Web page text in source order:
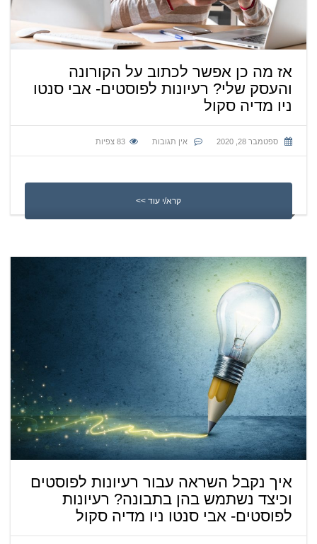
אז מה כן אפשר לכתוב על הקורונה
והעסק שלי? רעיונות לפוסטים- אבי סנטו
ניו מדיה סקול
ספטמבר 28, 2020 אין תגובות 83 צפיות
קרא/י עוד >>
איך נקבל השראה עבור רעיונות לפוסטים
וכיצד נשתמש בהן בתבונה? רעיונות
לפוסטים- אבי סנטו ניו מדיה סקול